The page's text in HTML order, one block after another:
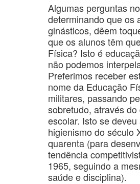
Algumas perguntas
determinando que os
ginásticos, dêem
que os alunos têm
Física? Isto é
não podemos
Preferimos receber
nome da Educação
militares, passando
sobretudo, através
escolar. Isto se
higienismo do século
quarenta (para
tendência
1965, seguindo a
saúde e disciplina).